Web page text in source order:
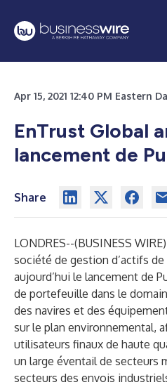
Apr 15, 2021 12:40 PM Eastern
EnTrust Global
lancement de
Share
LONDRES--(BUSINESS WIRE
société de gestion d’actifs
aujourd’hui le lancement de
de portefeuille dans le
des navires et des
sur le plan environnemental,
utilisateurs finaux de haute
un large éventail de secteurs
secteurs des envois